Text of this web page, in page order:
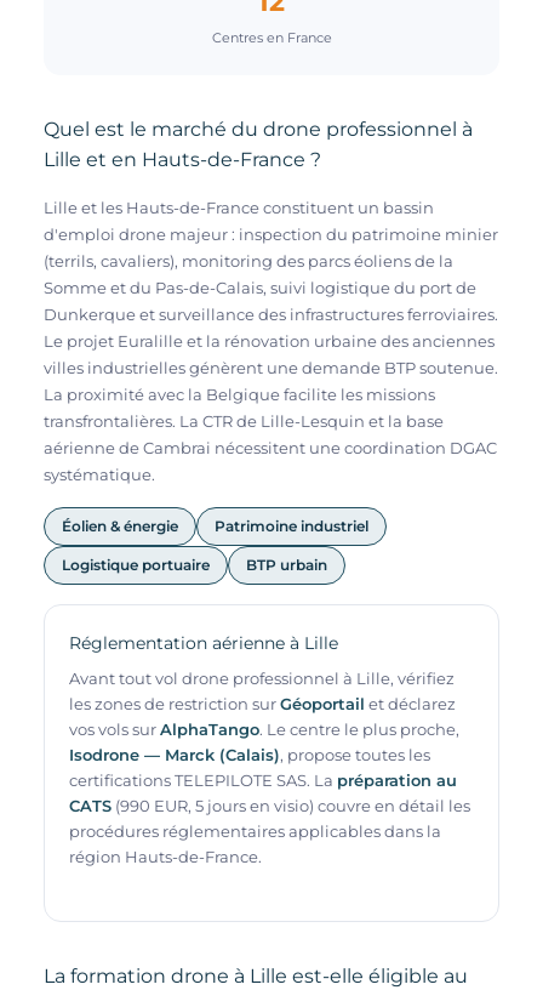
Centres en France
Quel est le marché du drone professionnel à
Lille et en Hauts-de-France ?
Lille et les Hauts-de-France constituent un bassin
d'emploi drone majeur : inspection du patrimoine minier
(terrils, cavaliers), monitoring des parcs éoliens de la
Somme et du Pas-de-Calais, suivi logistique du port de
Dunkerque et surveillance des infrastructures ferroviaires.
Le projet Euralille et la rénovation urbaine des anciennes
villes industrielles génèrent une demande BTP soutenue.
La proximité avec la Belgique facilite les missions
transfrontalières. La CTR de Lille-Lesquin et la base
aérienne de Cambrai nécessitent une coordination DGAC
systématique.
Éolien & énergie Patrimoine industriel
Logistique portuaire BTP urbain
Réglementation aérienne à Lille
Avant tout vol drone professionnel à Lille, vérifiez
les zones de restriction sur Géoportail et déclarez
vos vols sur AlphaTango. Le centre le plus proche,
Isodrone — Marck (Calais), propose toutes les
certifications TELEPILOTE SAS. La préparation au
CATS (990 EUR, 5 jours en visio) couvre en détail les
procédures réglementaires applicables dans la
région Hauts-de-France.
La formation drone à Lille est-elle éligible au